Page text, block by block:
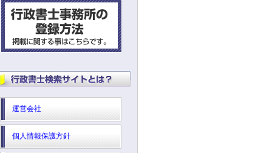
運営会社
個人情報保護方針